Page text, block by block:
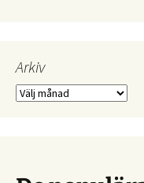
Arkiv
Arkiv